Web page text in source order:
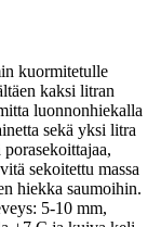
kuormitetulle
kaksi litran
luonnonhiekalla
sekä yksi litra
sekoitettu massa
hiekka saumoihin.
5-10 mm,